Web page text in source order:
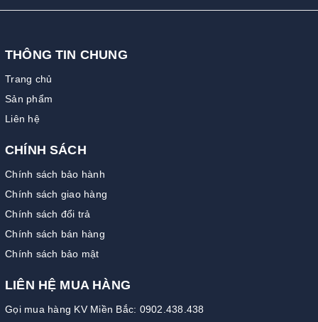
THÔNG TIN CHUNG
Trang chủ
Sản phẩm
Liên hệ
CHÍNH SÁCH
Chính sách bảo hành
Chính sách giao hàng
Chính sách đổi trả
Chính sách bán hàng
Chính sách bảo mật
LIÊN HỆ MUA HÀNG
Gọi mua hàng KV Miền Bắc: 0902.438.438